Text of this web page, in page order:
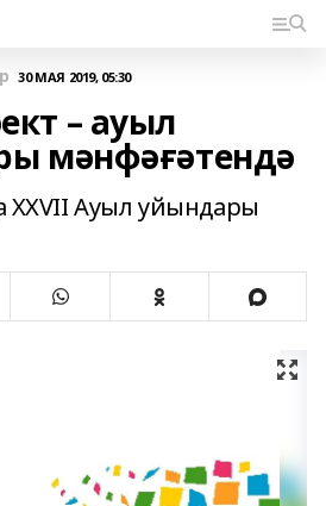
30 МАЯ 2019, 05:30
– ауыл
мәнфәғәтендә
XXVII Ауыл уйындары